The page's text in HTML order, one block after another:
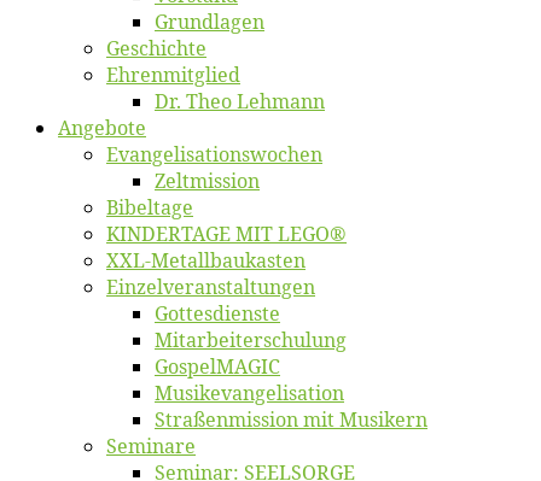
Grund­la­gen
Ge­schich­te
Eh­ren­mit­glied
Dr. Theo Lehmann
An­ge­bo­te
Evangelisa­tions­wo­chen
Zelt­mis­si­on
Bi­bel­ta­ge
KINDERTAGE MIT LEGO®
XXL-Me­­tal­l­­bau­­kas­­ten
Einzelver­an­stal­tungen
Got­tes­diens­te
Mitarbeiter­schulung
Gos­pel­MA­GIC
Musikevan­ge­li­sa­tion
Straßenmis­sion mit Musikern
Se­mi­na­re
Se­mi­nar: SEELSORGE